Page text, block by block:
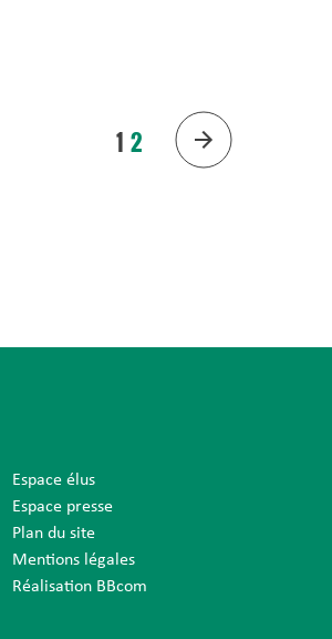
1 2
Espace élus
Espace presse
Plan du site
Mentions légales
Réalisation BBcom